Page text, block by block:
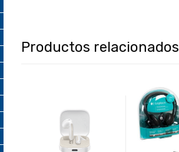
Productos relacionados